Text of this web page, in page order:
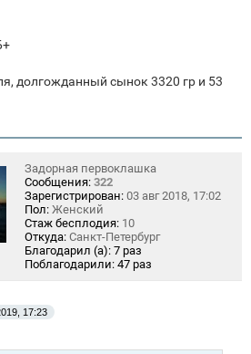
долгожданный сынок 3320 гр и 53
Задорная первоклашка
Сообщения: 322
Зарегистрирован: 03 авг 2018, 17:02
Пол: Женский
Стаж бесплодия: 10
Откуда: Санкт-Петербург
Благодарил (а): 7 раз
Поблагодарили: 47 раз
17:23